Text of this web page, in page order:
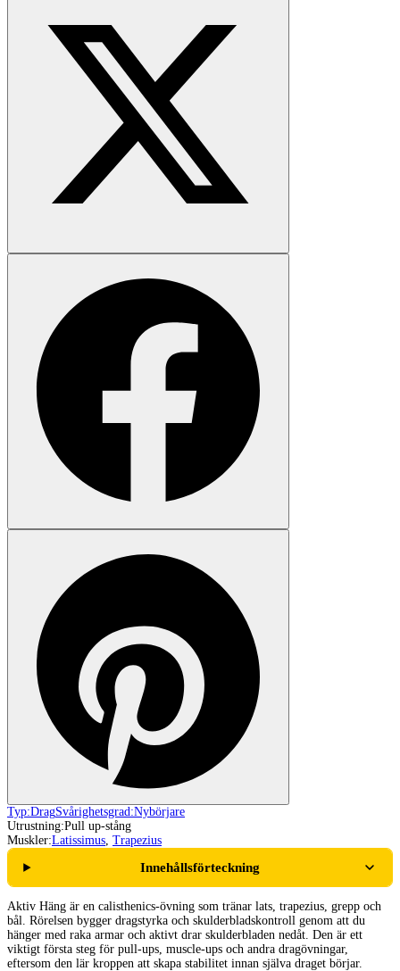
Typ:DragSvårighetsgrad:Nybörjare
Utrustning:Pull up-stång
Muskler:Latissimus, Trapezius
Innehållsförteckning
Aktiv Häng är en calisthenics-övning som tränar lats, trapezius, grepp och
bål. Rörelsen bygger dragstyrka och skulderbladskontroll genom att du
hänger med raka armar och aktivt drar skulderbladen nedåt. Den är ett
viktigt första steg för pull-ups, muscle-ups och andra dragövningar,
eftersom den lär kroppen att skapa stabilitet innan själva draget börjar.